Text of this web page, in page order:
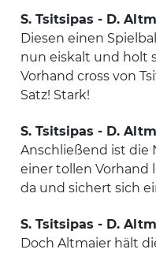
S. Tsitsipas - D.
Diesen einen
nun eiskalt und holt
Vorhand cross von
Satz! Stark!
S. Tsitsipas - D.
Anschließend ist die
einer tollen Vorhand
da und sichert sich
S. Tsitsipas - D.
Doch Altmaier hält